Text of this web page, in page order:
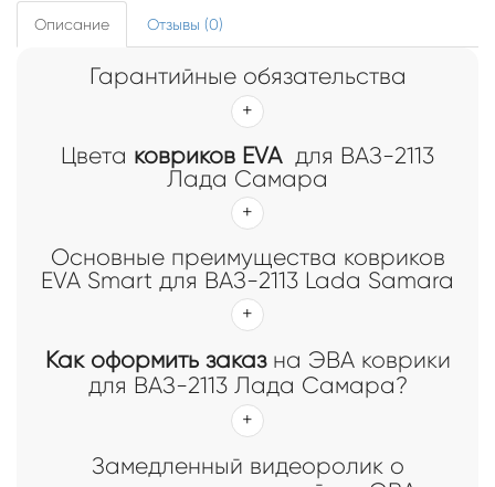
Описание Отзывы (0)
Гарантийные обязательства
Цвета ковриков EVAдля ВАЗ-2113
Лада Самара
Основные преимущества ковриков
EVA Smart для ВАЗ-2113 Lada Samara
Как оформить заказна ЭВА коврики
для ВАЗ-2113 Лада Самара?
Замедленный видеоролик о